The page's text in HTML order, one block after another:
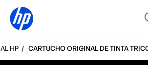
HP CARTUCHO ORIGINAL DE TINTA
Información general
Soporte